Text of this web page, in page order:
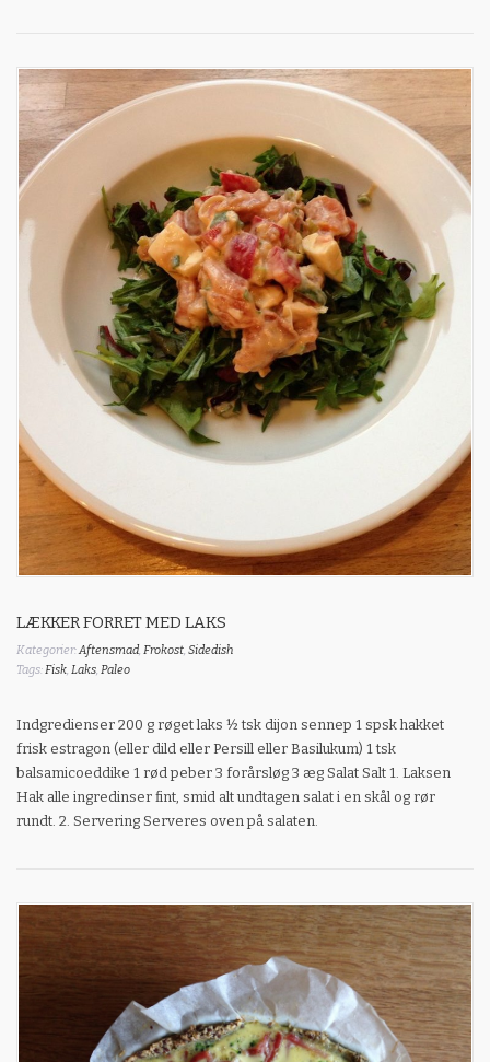
LÆKKER FORRET MED LAKS
Kategorier:Aftensmad, Frokost, Sidedish
Tags:Fisk, Laks, Paleo
Indgredienser 200 g røget laks ½ tsk dijon sennep 1 spsk hakket
frisk estragon (eller dild eller Persill eller Basilukum) 1 tsk
balsamicoeddike 1 rød peber 3 forårsløg 3 æg Salat Salt 1. Laksen
Hak alle ingredinser fint, smid alt undtagen salat i en skål og rør
rundt. 2. Servering Serveres oven på salaten.